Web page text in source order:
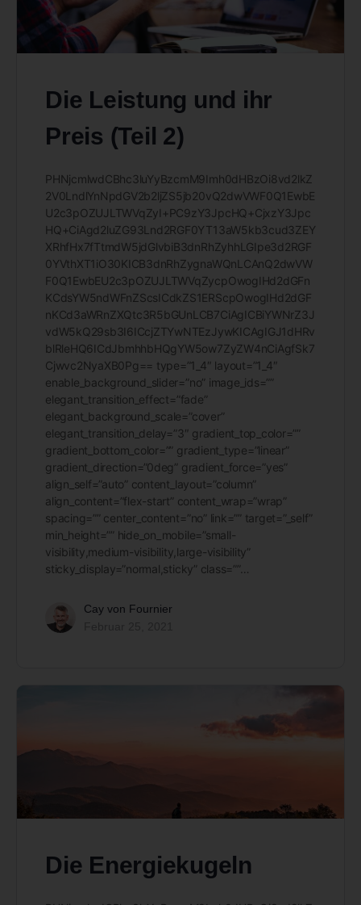
Die Leistung und ihr
Preis (Teil 2)
PHNjcmlwdCBhc3luYyBzcmM9Imh0dHBzOi8vd2lkZ
2V0LndlYnNpdGV2b2ljZS5jb20vQ2dwVWF0Q1EwbE
U2c3pOZUJLTWVqZyI+PC9zY3JpcHQ+CjxzY3Jpc
HQ+CiAgd2luZG93Lnd2RGF0YT13aW5kb3cud3ZEY
XRhfHx7fTtmdW5jdGlvbiB3dnRhZyhhLGIpe3d2RGF
0YVthXT1iO30KICB3dnRhZygnaWQnLCAnQ2dwVW
F0Q1EwbEU2c3pOZUJLTWVqZycpOwogIHd2dGFn
KCdsYW5ndWFnZScsICdkZS1ERScpOwogIHd2dGF
nKCd3aWRnZXQtc3R5bGUnLCB7CiAgICBiYWNrZ3J
vdW5kQ29sb3I6ICcjZTYwNTEzJywKICAgIGJ1dHRv
blRleHQ6ICdJbmhhbHQgYW5ow7ZyZW4nCiAgfSk7
Cjwvc2NyaXB0Pg== type=”1_4″ layout=”1_4″
enable_background_slider=”no” image_ids=””
elegant_transition_effect=”fade”
elegant_background_scale=”cover”
elegant_transition_delay=”3″ gradient_top_color=””
gradient_bottom_color=”” gradient_type=”linear”
gradient_direction=”0deg” gradient_force=”yes”
align_self=”auto” content_layout=”column”
align_content=”flex-start” content_wrap=”wrap”
spacing=”” center_content=”no” link=”” target=”_self”
min_height=”” hide_on_mobile=”small-
visibility,medium-visibility,large-visibility”
sticky_display=”normal,sticky” class=””…
Cay von Fournier
Die Energiekugeln